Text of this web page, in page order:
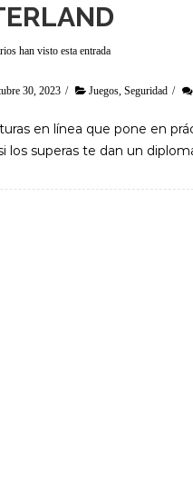
han visto esta entrada
30, 2023 / Juegos Seguridad /
en línea que pone en
los superas te dan un